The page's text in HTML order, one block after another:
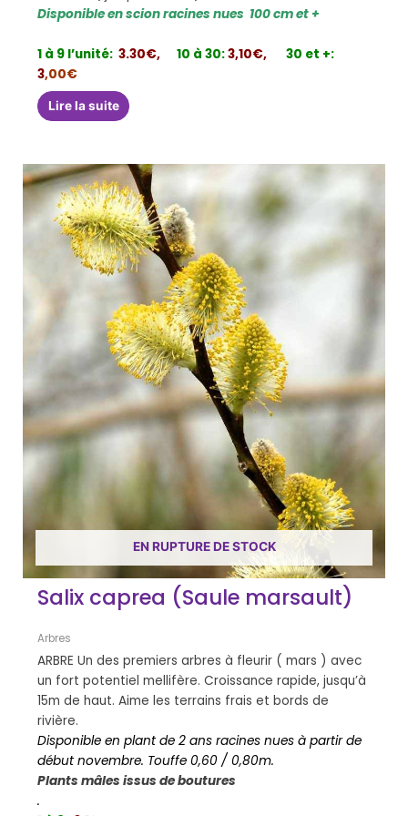
Disponible en scion racines nues 100 cm et +
1 à 9 l’unité: 3.30€, 10 à 30:3,10€,
30 et +:
3,00€
Lire la suite
EN RUPTURE DE STOCK
Salix caprea (Saule marsault)
Arbres
ARBRE Un des premiers arbres à fleurir ( mars ) avec
un fort potentiel mellifère. Croissance rapide, jusqu’à
15m de haut. Aime les terrains frais et bords de
rivière.
Disponible en plant de 2 ans racines nues à partir de
début novembre. Touffe 0,60 / 0,80m.
Plants mâles issus de boutures
.